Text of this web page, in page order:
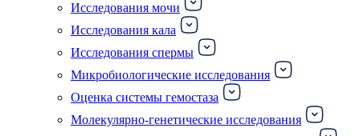
Исследования мочи
Исследования кала
Исследования спермы
Микробиологические исследования
Оценка системы гемостаза
Молекулярно-генетические исследования